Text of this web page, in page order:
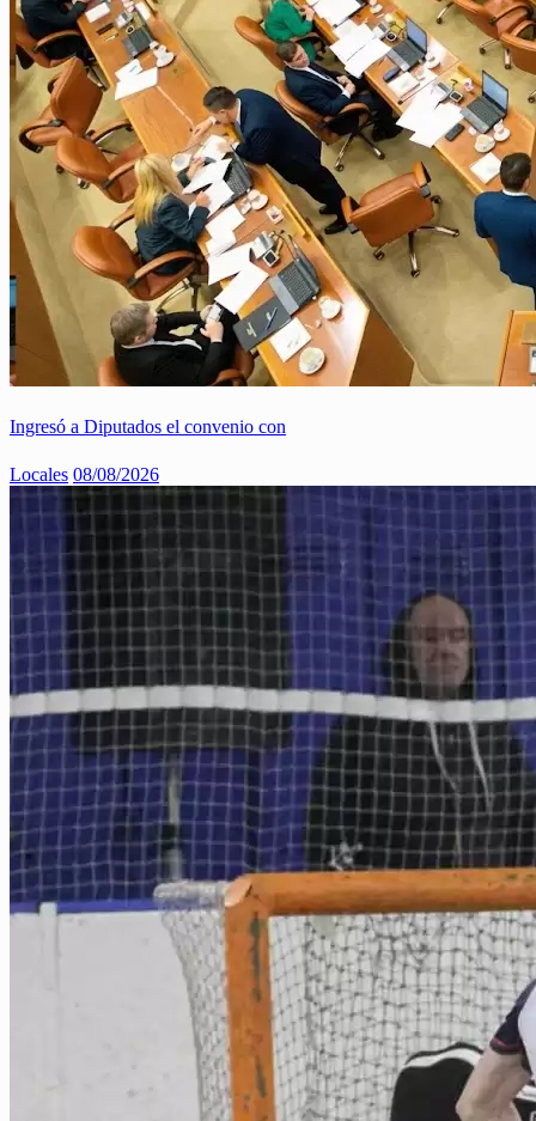
Ingresó a Diputados el convenio con
Locales 08/08/2026